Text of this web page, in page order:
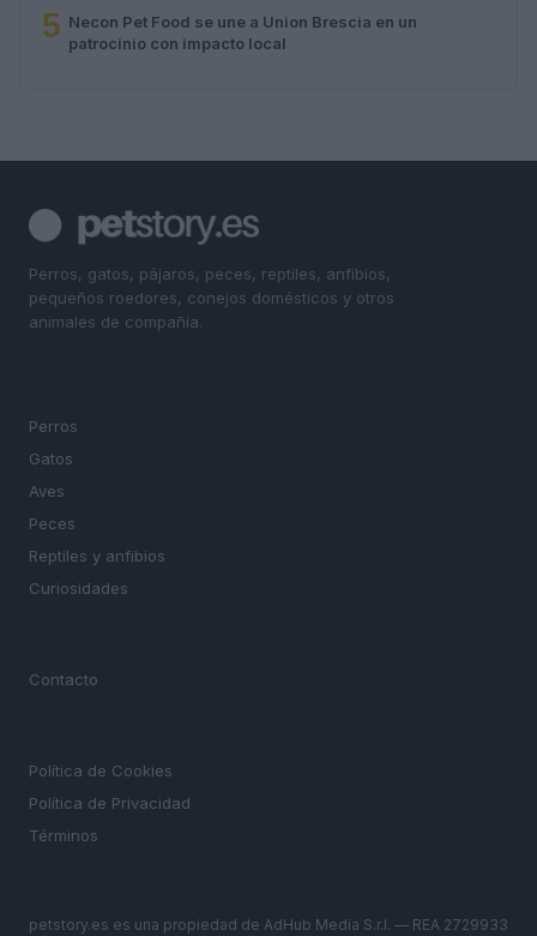
5 Necon Pet Food se une a Union Brescia en un
patrocinio con impacto local
Perros, gatos, pájaros, peces, reptiles, anfibios,
pequeños roedores, conejos domésticos y otros
animales de compañía.
Perros
Gatos
Aves
Peces
Reptiles y anfibios
Curiosidades
Contacto
Política de Cookies
Política de Privacidad
Términos
petstory.es es una propiedad de AdHub Media S.r.l. — REA 2729933